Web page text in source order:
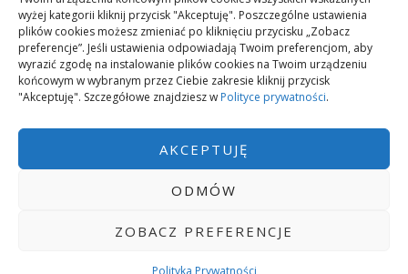
wyżej kategorii kliknij przycisk "Akceptuję". Poszczególne ustawienia
plików cookies możesz zmieniać po kliknięciu przycisku „Zobacz
preferencje”. Jeśli ustawienia odpowiadają Twoim preferencjom, aby
wyrazić zgodę na instalowanie plików cookies na Twoim urządzeniu
końcowym w wybranym przez Ciebie zakresie kliknij przycisk
"Akceptuję". Szczegółowe znajdziesz w Polityce prywatności.
AKCEPTUJĘ
ODMÓW
ZOBACZ PREFERENCJE
Polityka Prywatności
Pielęgnacja podłogi po remoncie: jak wydłużyć dobry
efekt
Remont podłogi przed przeprowadzką: kolejność prac
ZASILANY PRZEZ WORDPRESS|TEMAT:GREATMAGBY ATHEMES.